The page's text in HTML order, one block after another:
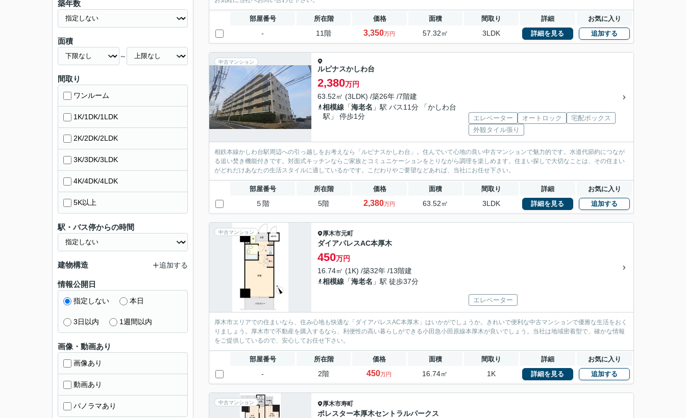
部屋番号 所在階 価格 面積 間取り 詳細 お気に入り
- 11階 3,350万円 57.32㎡ 3LDK 詳細を見る 追加する
中古マンション
ルピナスかしわ台
2,380万円
63.52㎡ (3LDK) /築26年 /7階建
相模線 「海老名 」駅 バス11分 「かしわ台
駅」 停歩1分
エレベーター オートロック
宅配ボックス
外観タイル張り
相鉄本線かしわ台駅周辺への引っ越しをお考えなら「ルピナスかしわ台」。住んでいて心地の良い中古マンションで魅力的です。水道代節約につなが
る追い焚き機能付きです。対面式キッチンならご家族とコミュニケーションをとりながら調理を楽しめます。住まい探しで大切なことは、その住まい
がどれだけあなたの生活スタイルに適しているかです。こだわりやご要望などあれば、当社にお任せ下さい。
部屋番号 所在階 価格 面積 間取り 詳細 お気に入り
５階 5階 2,380万円 63.52㎡ 3LDK 詳細を見る 追加する
中古マンション 厚木市元町
ダイアパレスAC本厚木
450万円
16.74㎡ (1K) /築32年 /13階建
相模線 「海老名 」駅 徒歩37分
エレベーター
厚木市エリアでの住まいなら、住み心地も快適な「ダイアパレスAC本厚木」はいかがでしょうか。きれいで便利な中古マンションで優雅な生活をおく
りましょう。厚木市で不動産を購入するなら、利便性の高い暮らしができる小田急小田原線本厚木が良いでしょう。当社は地域密着型で、確かな情報
をご提供しているので、安心してお任せ下さい。
部屋番号 所在階 価格 面積 間取り 詳細 お気に入り
- 2階 450万円 16.74㎡ 1K 詳細を見る 追加する
中古マンション 厚木市寿町
ポレスター本厚木セントラルパークス
築年数
面積
～
間取り
ワンルーム
1K/1DK/1LDK
2K/2DK/2LDK
3K/3DK/3LDK
4K/4DK/4LDK
5K以上
駅・バス停からの時間
建物構造 追加する
情報公開日
指定しない 本日
3日以内 1週間以内
画像・動画あり
画像あり
動画あり
パノラマあり